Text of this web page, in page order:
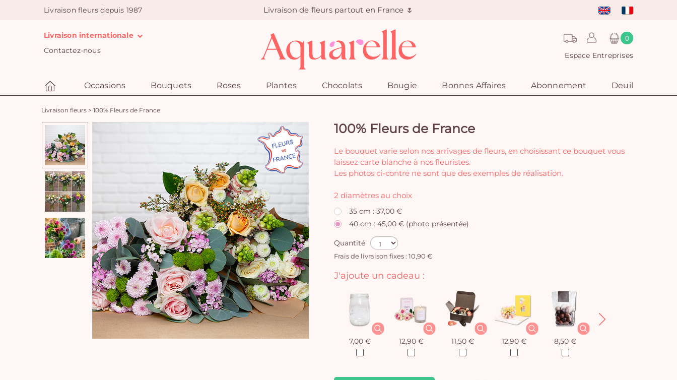
Livraison fleurs depuis 1987 Livraison de fleurs partout en France 🌷
Livraison internationale
Contactez-nous
0
Espace Entreprises
Occasions Bouquets Roses Plantes Chocolats Bougie Bonnes Affaires Abonnement Deuil
Livraison fleurs > 100% Fleurs de France
100% Fleurs de France
Le bouquet varie selon nos arrivages de fleurs, en choisissant ce bouquet vous
laissez carte blanche à nos fleuristes.
Les photos ci-contre ne sont que des exemples de réalisation.
2 diamètres au choix
35 cm : 37,00 €
40 cm : 45,00 € (photo présentée)
Quantité
Frais de livraison fixes : 10,90 €
J'ajoute un cadeau :
7,00 € 12,90 € 11,50 € 12,90 € 8,50 €